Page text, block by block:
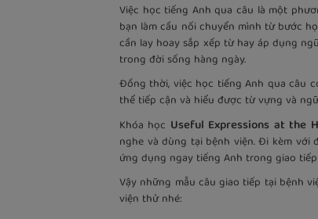
Việc học tiếng Anh qua câu là một
bạn làm cầu nối chuyển mình từ bước
cần lay hoay sắp xếp từ hay áp dụng
trong đời sống hàng ngày.
Đồng thời, việc học tiếng Anh qua câu
thể tiếp cận và hiểu được từ vựng và
Khóa học Useful Expressions at the
nghe và dùng tại bệnh viện. Đi kèm
ứng dụng ngay tiếng Anh trong giao
Vậy những mẫu câu giao tiếp tại bệnh
viện thử nhé: